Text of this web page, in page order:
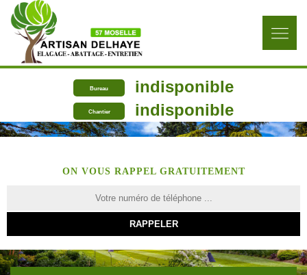
Bureau indisponible
Chantier indisponible
ON VOUS RAPPEL GRATUITEMENT